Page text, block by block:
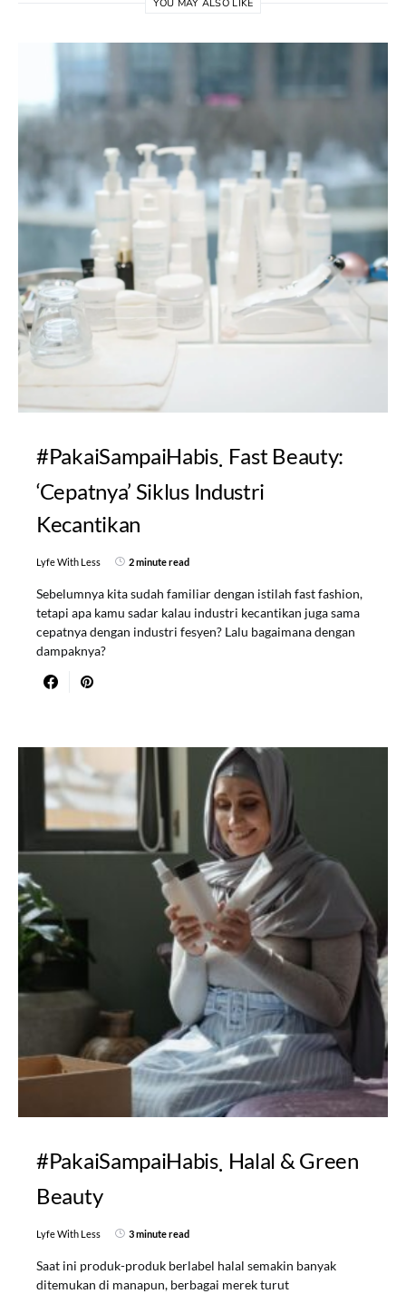
YOU MAY ALSO LIKE
#PakaiSampaiHabis Fast Beauty:
‘Cepatnya’ Siklus Industri
Kecantikan
Lyfe With Less 2 minute read
Sebelumnya kita sudah familiar dengan istilah fast fashion,
tetapi apa kamu sadar kalau industri kecantikan juga sama
cepatnya dengan industri fesyen? Lalu bagaimana dengan
dampaknya?
#PakaiSampaiHabis Halal & Green
Beauty
Lyfe With Less 3 minute read
Saat ini produk-produk berlabel halal semakin banyak
ditemukan di manapun, berbagai merek turut